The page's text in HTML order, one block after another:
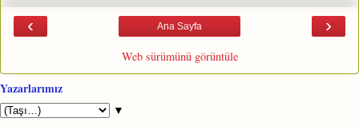
‹ ›
Ana Sayfa
Web sürümünü görüntüle
Yazarlarımız
▼